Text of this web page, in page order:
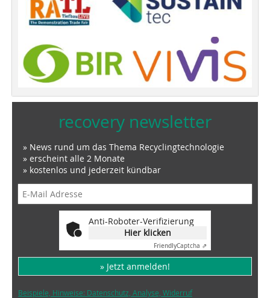
recovery newsletter
» News rund um das Thema Recyclingtechnologie
» erscheint alle 2 Monate
» kostenlos und jederzeit kündbar
Anti-Roboter-Verifizierung
Hier klicken
FriendlyCaptcha ⇗
» Jetzt anmelden!
Beispiele, Hinweise: Datenschutz, Analyse, Widerruf